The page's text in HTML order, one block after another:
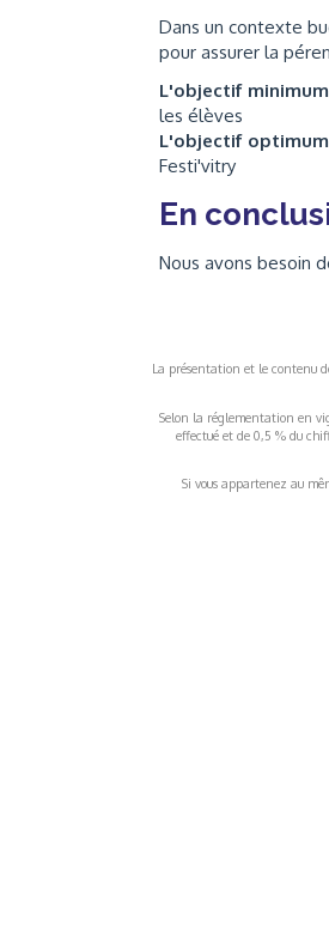
Dans un contexte
pour assurer la
L'objectif
les élèves
L'objectif
Festi'vitry
En
Nous avons besoin
La présentation et le contenu
Selon la réglementation en
effectué et de 0,5 % du
Si vous appartenez au